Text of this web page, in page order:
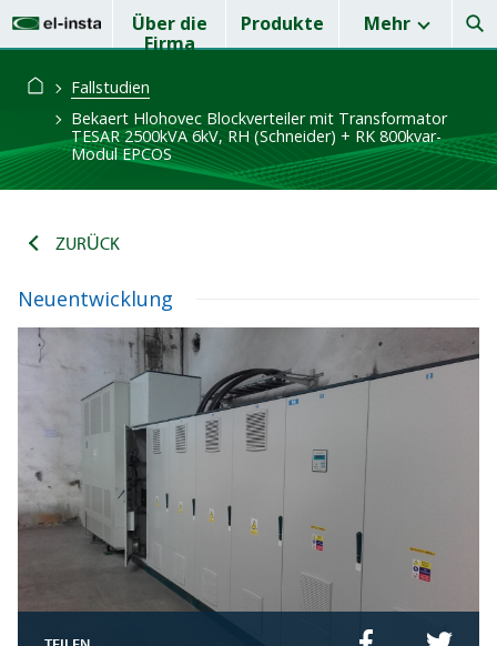
Über die
Firma
Produkte Mehr
Fallstudien
Bekaert Hlohovec Blockverteiler mit Transformator
TESAR 2500kVA 6kV, RH (Schneider) + RK 800kvar-
Modul EPCOS
ZURÜCK
Neuentwicklung